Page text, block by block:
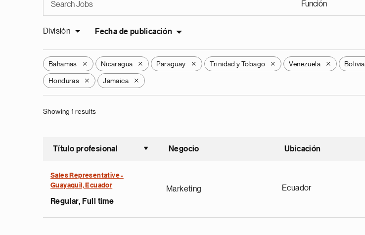
Función
División Fecha de publicación
Bahamas X Nicaragua X Paraguay X Trinidad y Tobago X Venezuela X Bolivia
Honduras X Jamaica X
Showing 1 results
Título profesional
Ordenar ascendente
Negocio Ubicación
Sales Representative -
Guayaquil, Ecuador
Regular, Full time
Marketing Ecuador